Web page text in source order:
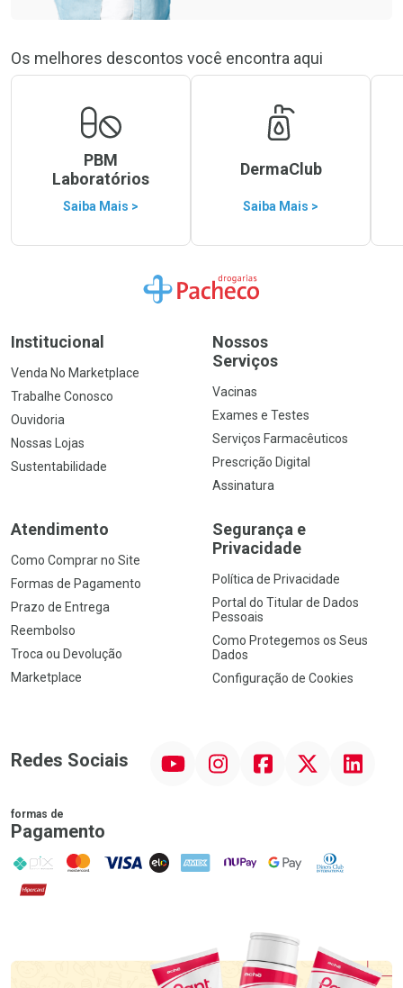
Os melhores descontos você encontra aqui
PBM
Laboratórios
Saiba Mais >
DermaClub
Saiba Mais >
Ir para a Home
Institucional
Venda No Marketplace
Trabalhe Conosco
Ouvidoria
Nossas Lojas
Sustentabilidade
Nossos
Serviços
Vacinas
Exames e Testes
Serviços Farmacêuticos
Prescrição Digital
Assinatura
Atendimento
Como Comprar no Site
Formas de Pagamento
Prazo de Entrega
Reembolso
Troca ou Devolução
Marketplace
Segurança e
Privacidade
Política de Privacidade
Portal do Titular de Dados
Pessoais
Como Protegemos os Seus
Dados
Configuração de Cookies
Redes Sociais InstagramFacebookTwitter Linkedin
formas de
Pagamento
PIX MasterCard
VISA ELO AMEX NuPay Google PayDiners Club
Hipercard
Promoção em Destaque